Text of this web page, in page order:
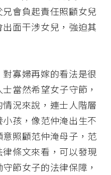
會負起責任照顧女兒
面干涉女兒，強迫其
寡婦再嫁的看法是很
當然希望女子守節，
況來說，連士人階層
孩，像范仲淹出生不
照顧范仲淹母子，范
條文來看，可以發現
節女子的法律保障，